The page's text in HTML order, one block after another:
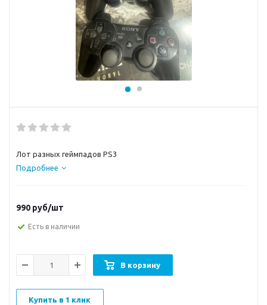
Лот разных геймпадов PS3
Подробнее
990 руб/шт
Есть в наличии
В корзину
Купить в 1 клик